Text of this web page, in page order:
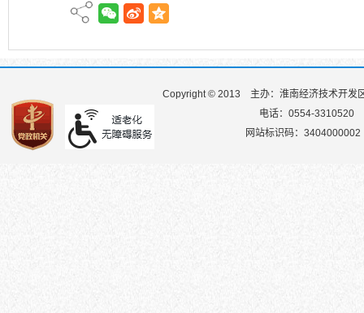
Copyright © 2013
主办：淮南经济技术开发
电话：0554-3310520
网站标识码：3404000002